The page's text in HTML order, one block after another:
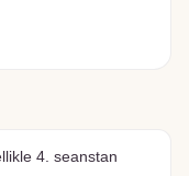
4. seanstan